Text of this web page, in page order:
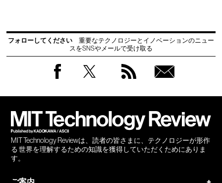
フォローしてください
重要なテクノロジーとイノベーションのニュー
スをSNSやメールで受け取る
MIT Technology Reviewは、読者の皆さまに、テクノロジーが形作
る 世界を理解するための知識を獲得していただくためにありま
す。